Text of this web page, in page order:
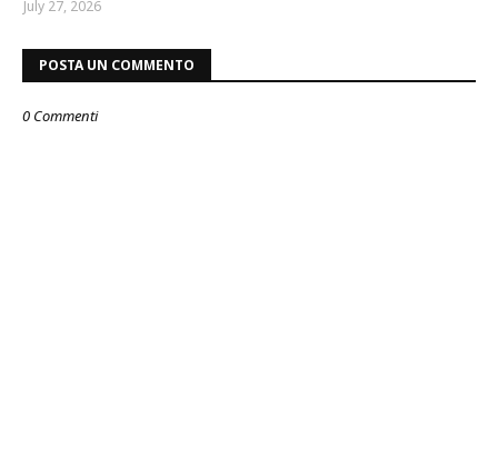
July 27, 2026
POSTA UN COMMENTO
0 Commenti